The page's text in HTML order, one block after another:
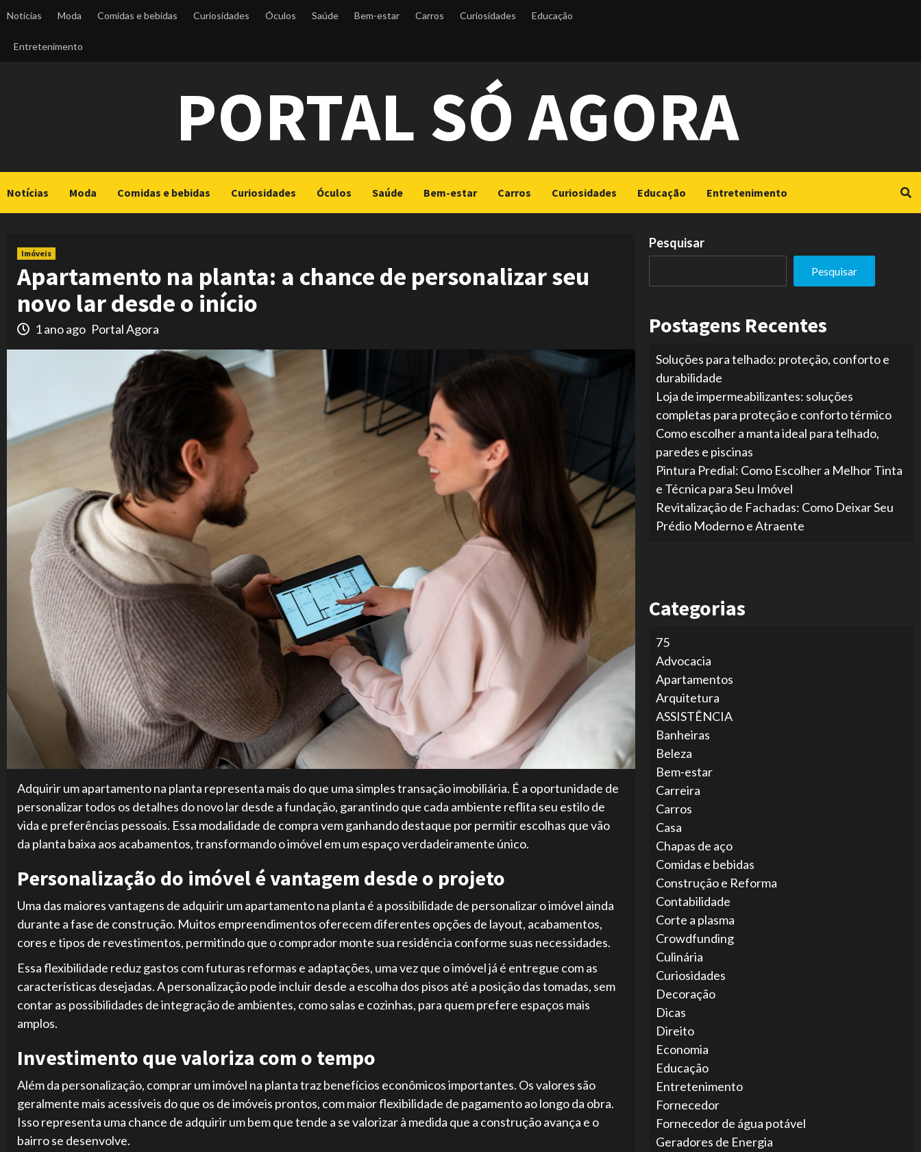
content
Notícias Moda Comidas e bebidas Curiosidades Óculos Saúde Bem-estar Carros Curiosidades Educação
Entretenimento
PORTAL SÓ AGORA
Notícias Moda Comidas e bebidas Curiosidades Óculos Saúde Bem-estar Carros Curiosidades Educação Entretenimento
Imóveis
Apartamento na planta: a chance de personalizar seu
novo lar desde o início
1 ano ago Portal Agora
Adquirir um apartamento na planta representa mais do que uma simples transação imobiliária. É a oportunidade de
personalizar todos os detalhes do novo lar desde a fundação, garantindo que cada ambiente reflita seu estilo de
vida e preferências pessoais. Essa modalidade de compra vem ganhando destaque por permitir escolhas que vão
da planta baixa aos acabamentos, transformando o imóvel em um espaço verdadeiramente único.
Personalização do imóvel é vantagem desde o projeto
Uma das maiores vantagens de adquirir um apartamento na planta é a possibilidade de personalizar o imóvel ainda
durante a fase de construção. Muitos empreendimentos oferecem diferentes opções de layout, acabamentos,
cores e tipos de revestimentos, permitindo que o comprador monte sua residência conforme suas necessidades.
Essa flexibilidade reduz gastos com futuras reformas e adaptações, uma vez que o imóvel já é entregue com as
características desejadas. A personalização pode incluir desde a escolha dos pisos até a posição das tomadas, sem
contar as possibilidades de integração de ambientes, como salas e cozinhas, para quem prefere espaços mais
amplos.
Investimento que valoriza com o tempo
Além da personalização, comprar um imóvel na planta traz benefícios econômicos importantes. Os valores são
geralmente mais acessíveis do que os de imóveis prontos, com maior flexibilidade de pagamento ao longo da obra.
Isso representa uma chance de adquirir um bem que tende a se valorizar à medida que a construção avança e o
bairro se desenvolve.
Pesquisar
Pesquisar
Postagens Recentes
Soluções para telhado: proteção, conforto e
durabilidade
Loja de impermeabilizantes: soluções
completas para proteção e conforto térmico
Como escolher a manta ideal para telhado,
paredes e piscinas
Pintura Predial: Como Escolher a Melhor Tinta
e Técnica para Seu Imóvel
Revitalização de Fachadas: Como Deixar Seu
Prédio Moderno e Atraente
Categorias
75
Advocacia
Apartamentos
Arquitetura
ASSISTÊNCIA
Banheiras
Beleza
Bem-estar
Carreira
Carros
Casa
Chapas de aço
Comidas e bebidas
Construção e Reforma
Contabilidade
Corte a plasma
Crowdfunding
Culinária
Curiosidades
Decoração
Dicas
Direito
Economia
Educação
Entretenimento
Fornecedor
Fornecedor de água potável
Geradores de Energia